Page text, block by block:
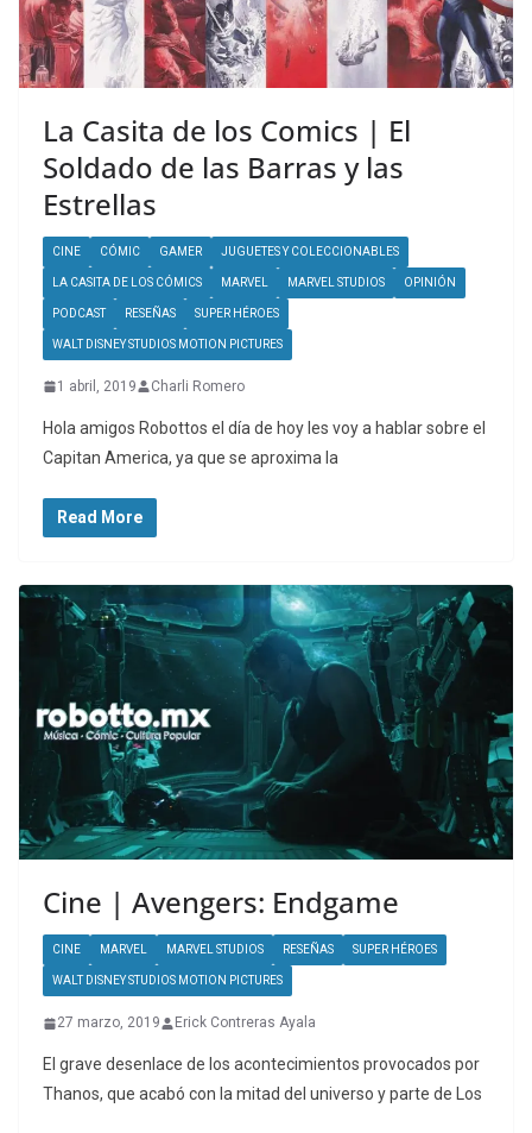
La Casita de los Comics | El
Soldado de las Barras y las
Estrellas
CINE CÓMIC GAMER JUGUETES Y COLECCIONABLES
LA CASITA DE LOS CÓMICS MARVEL MARVEL STUDIOS OPINIÓN
PODCAST RESEÑAS SUPER HÉROES
WALT DISNEY STUDIOS MOTION PICTURES
1 abril, 2019 Charli Romero
Hola amigos Robottos el día de hoy les voy a hablar sobre el
Capitan America, ya que se aproxima la
Read More
Cine | Avengers: Endgame
CINE MARVEL MARVEL STUDIOS RESEÑAS SUPER HÉROES
WALT DISNEY STUDIOS MOTION PICTURES
27 marzo, 2019 Erick Contreras Ayala
El grave desenlace de los acontecimientos provocados por
Thanos, que acabó con la mitad del universo y parte de Los